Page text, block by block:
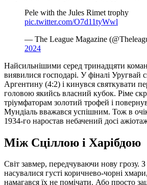
Pele with the Jules Rimet trophy
pic.twitter.com/O7d11tyWwl
— The League Magazine
2024
Найсильнішими серед тринадцяти
виявилися господарі. У фіналі Уругвай
Аргентину (4:2) і кинувся святкувати
головою якийсь власний кубок. Ріме
тріумфаторам золотий трофей і
Мундіаль вважався успішним. Тож в
1934-го наростав небачений досі
Між Сціллою і Харібдою
Світ завмер, передчуваючи нову грозу.
насувалися густі коричнево-чорні
намагався їх не помічати. Або просто